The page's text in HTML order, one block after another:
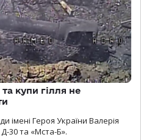
купи гілля не
імені Героя України Валерія
Д-30 та «Мста-Б».